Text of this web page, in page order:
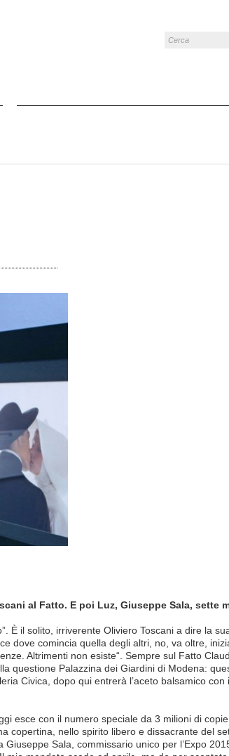
Amo”,
al Fatto. E poi Luz, Giuseppe Sala, sette
È il solito, irriverente Oliviero Toscani a dire la
dove comincia quella degli altri, no, va oltre,
Altrimenti non esiste“. Sempre sul Fatto
questione Palazzina dei Giardini di Modena:
Civica, dopo qui entrerà l’aceto balsamico con
esce con il numero speciale da 3 milioni di
copertina, nello spirito libero e dissacrante del
Giuseppe Sala, commissario unico per l’Expo